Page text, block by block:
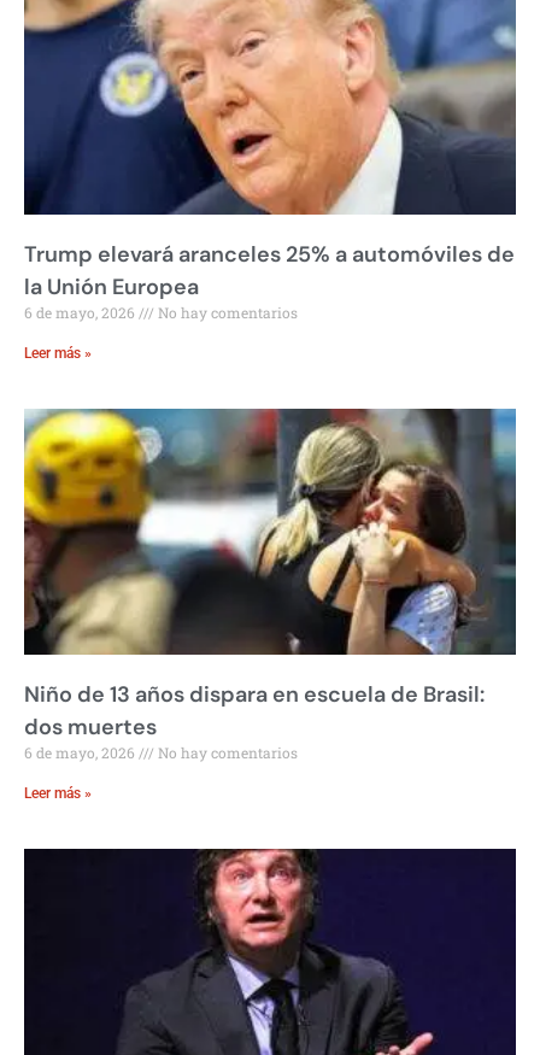
Trump elevará aranceles 25% a automóviles de
la Unión Europea
6 de mayo, 2026 No hay comentarios
Leer más »
Niño de 13 años dispara en escuela de Brasil:
dos muertes
6 de mayo, 2026 No hay comentarios
Leer más »